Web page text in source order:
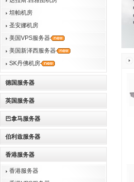
坦帕机房
圣安娜机房
美国VPS服务器
美国新泽西服务器
SK丹佛机房
德国服务器
英国服务器
巴拿马服务器
伯利兹服务器
香港服务器
香港服务器